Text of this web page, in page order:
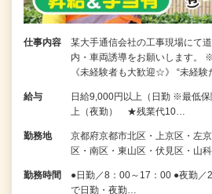
仕事内容
某大手通信会社の工事現場にて
内・車両誘導をお願いします。
《未経験者も大歓迎☆》 “未経
給与
日給9,000円以上（日勤 ※最低
上（夜勤） ★残業代10…
勤務地
京都府京都市北区・上京区・左
区・南区・東山区・伏見区・山
勤務時間
●日勤／8：00～17：00 ●夜勤
で日勤・夜勤…